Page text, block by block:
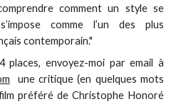
comment un style se
comme l’un des plus
contemporain."
envoyez-moi par email à
une critique (en quelques mots
préféré de Christophe Honoré